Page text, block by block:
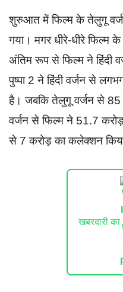
शुरुआत में फिल्म के तेलुगू
गया। मगर धीरे-धीरे फिल्म
अंतिम रूप से फिल्म ने हिंदी
पुष्पा 2 ने हिंदी वर्जन से
है। जबकि तेलुगू वर्जन से 85
वर्जन से फिल्म ने 51.7
से 7 करोड़ का कलेक्शन
खबरदारी का